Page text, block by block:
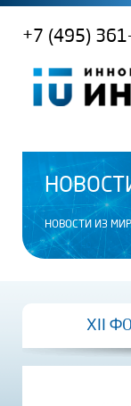
+7 (495)
НОВОСТИ ИЗ
XII